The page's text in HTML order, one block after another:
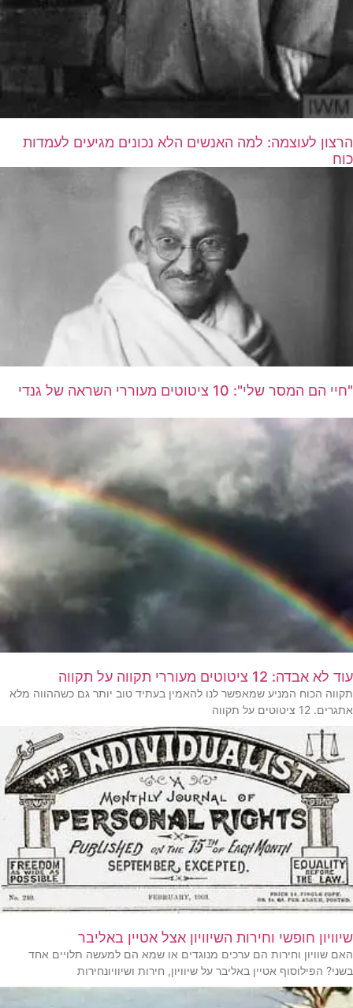
הרצון לעוצמה: למה האנשים הלא נכונים מגיעים לעמדות
כוח
"חיי הם המסר שלי": 10 ציטוטים מעוררי השראה של גנדי
עוד לא אבדה: 12 ציטוטים מעוררי תקווה על תקווה
תקווה הכוח המניע שמאפשר לנו להאמין בעתיד טוב יותר גם כשההווה מלא
אתגרים. 12 ציטוטים על תקווה
שיוויון חופשי וחירות השיוויון אצל אטיין באליבר
האם שוויון וחירות הם ערכים מנוגדים או שמא הם למעשה תלויים אחד
בשני? הפילוסוף אטיין באליבר על שיוויון, חירות ושיוויונחירות